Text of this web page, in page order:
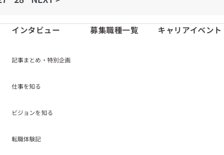
インタビュー
記事まとめ・特別企画
仕事を知る
ビジョンを知る
転職体験記
募集職種一覧 キャリアイベント